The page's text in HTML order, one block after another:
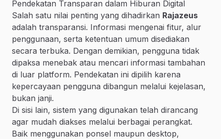
Pendekatan Transparan dalam Hiburan Digital
Salah satu nilai penting yang dihadirkan Rajazeus
adalah transparansi. Informasi mengenai fitur, alur
penggunaan, serta ketentuan umum disediakan
secara terbuka. Dengan demikian, pengguna tidak
dipaksa menebak atau mencari informasi tambahan
di luar platform. Pendekatan ini dipilih karena
kepercayaan pengguna dibangun melalui kejelasan,
bukan janji.
Di sisi lain, sistem yang digunakan telah dirancang
agar mudah diakses melalui berbagai perangkat.
Baik menggunakan ponsel maupun desktop,